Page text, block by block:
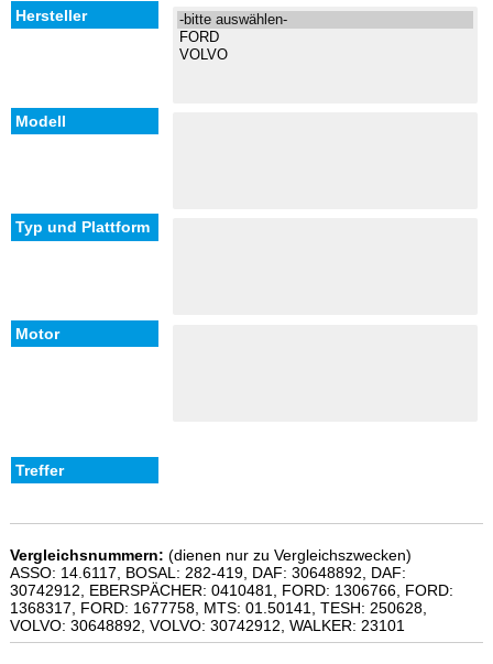
Vergleichsnummern: (dienen nur zu Vergleichszwecken)
ASSO: 14.6117, BOSAL: 282-419, DAF: 30648892, DAF:
30742912, EBERSPÄCHER: 0410481, FORD: 1306766, FORD:
1368317, FORD: 1677758, MTS: 01.50141, TESH: 250628,
VOLVO: 30648892, VOLVO: 30742912, WALKER: 23101